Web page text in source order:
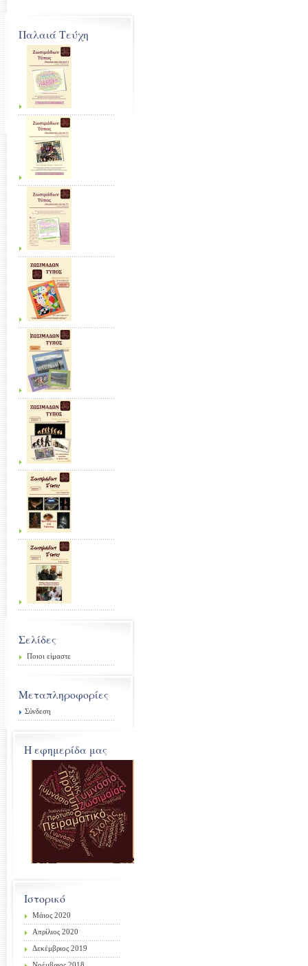
Η εφημερίδα μας
Ιστορικό
Μάιος 2020
Απρίλιος 2020
Δεκέμβριος 2019
Παλαιά Τεύχη
Σελίδες
Ποιοι είμαστε
Μεταπληροφορίες
Σύνδεση